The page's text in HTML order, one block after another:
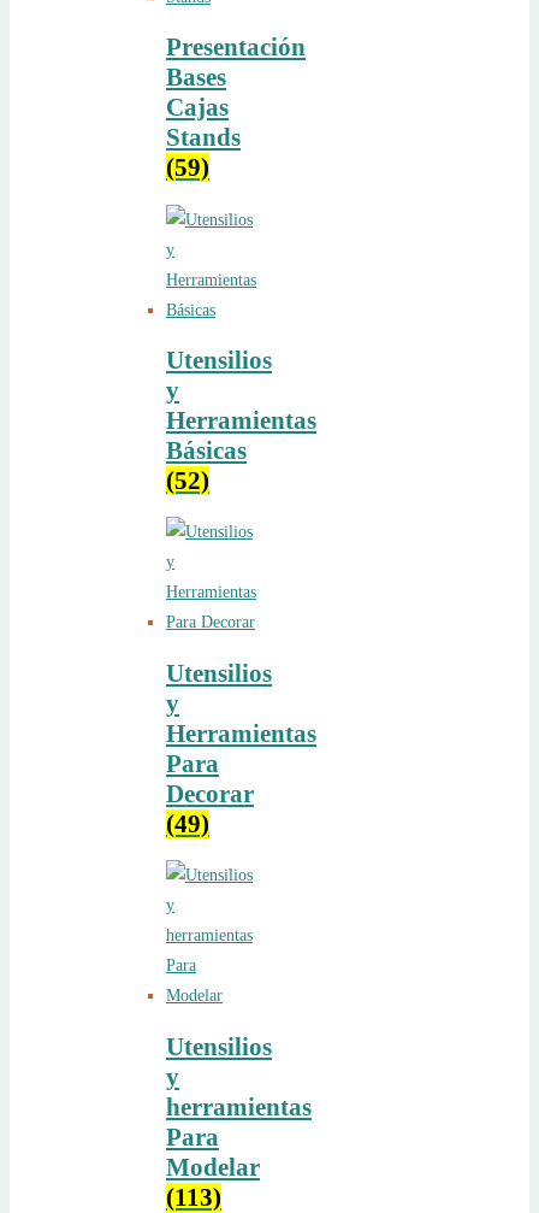
Presentación
Bases
Cajas
Stands
(59)
Utensilios
y
Herramientas
Básicas
(52)
Utensilios
y
Herramientas
Para
Decorar
(49)
Utensilios
y
herramientas
Para
Modelar
(113)